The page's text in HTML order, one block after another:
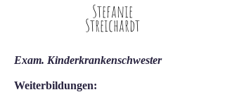
Stefanie
Streichardt
Exam. Kinderkrankenschwester
Weiterbildungen: